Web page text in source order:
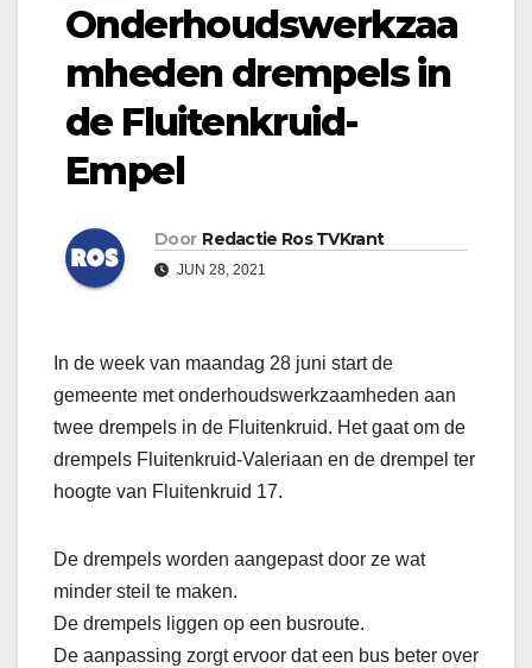
Onderhoudswerkzaa
mheden drempels in
de Fluitenkruid-
Empel
Door Redactie Ros TVKrant
JUN 28, 2021
In de week van maandag 28 juni start de
gemeente met onderhoudswerkzaamheden aan
twee drempels in de Fluitenkruid. Het gaat om de
drempels Fluitenkruid-Valeriaan en de drempel ter
hoogte van Fluitenkruid 17.
De drempels worden aangepast door ze wat
minder steil te maken.
De drempels liggen op een busroute.
De aanpassing zorgt ervoor dat een bus beter over